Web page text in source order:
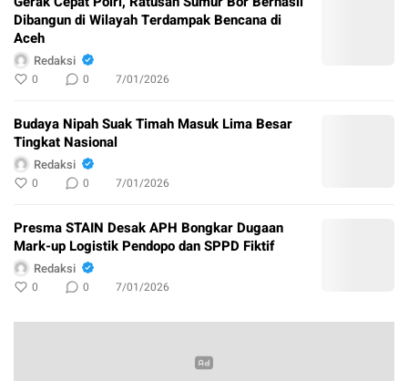
Dibangun di Wilayah Terdampak Bencana di
Aceh
Redaksi
0 0 7/01/2026
Budaya Nipah Suak Timah Masuk Lima Besar
Tingkat Nasional
Redaksi
0 0 7/01/2026
Presma STAIN Desak APH Bongkar Dugaan
Mark-up Logistik Pendopo dan SPPD Fiktif
Redaksi
0 0 7/01/2026